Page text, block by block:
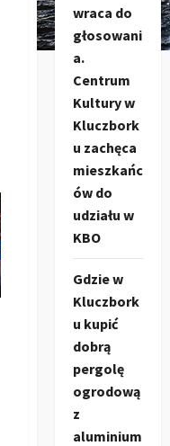
wraca do
głosowani
a.
Centrum
Kultury w
Kluczbork
u zachęca
mieszkańc
ów do
udziału w
KBO
Gdzie w
Kluczbork
u kupić
dobrą
pergolę
ogrodową
z
aluminium